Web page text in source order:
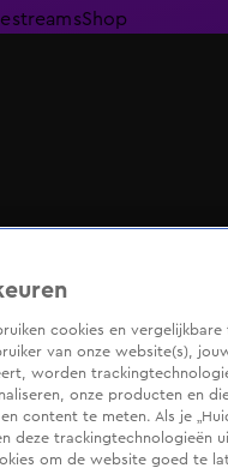
Shop
cookies en
van onze website(s),
worden
onze producten en
content te meten. Als je
deze trackingtechnologieën
om de website goed te